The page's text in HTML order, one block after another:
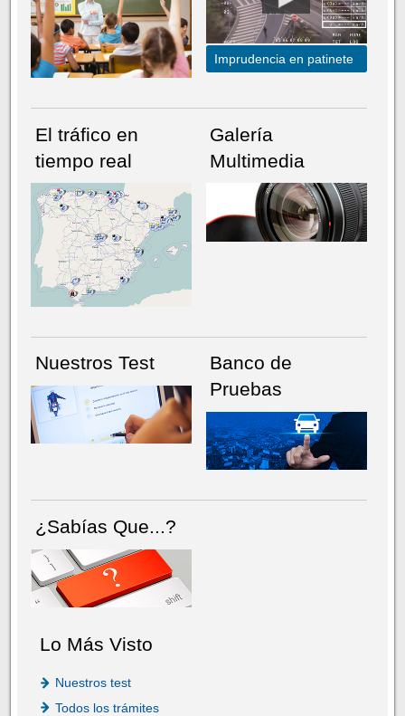
NÚMERO ACTUALHEMEROTECA
Imprudencia en patinete
El tráfico en
tiempo real
Galería
Multimedia
Nuestros Test
Banco de
Pruebas
¿Sabías Que...?
Lo Más Visto
Nuestros test
Todos los trámites